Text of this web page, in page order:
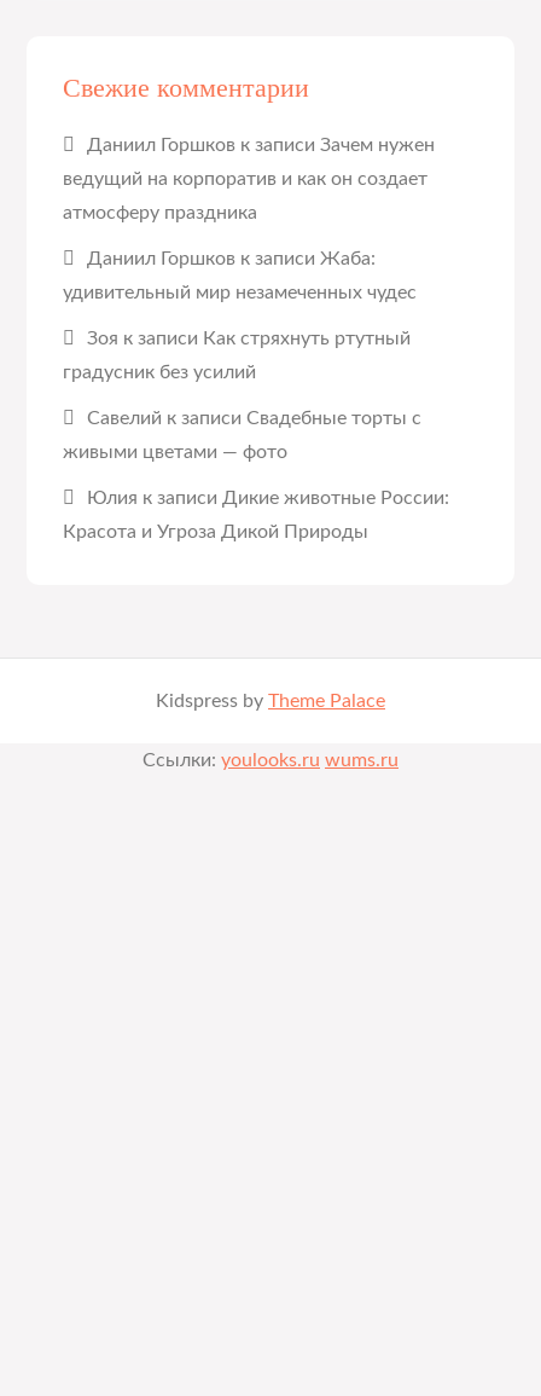
Свежие комментарии
Даниил Горшков к записиЗачем нужен
ведущий на корпоратив и как он создает
атмосферу праздника
Даниил Горшков к записиЖаба:
удивительный мир незамеченных чудес
Зоя к записи Как стряхнуть ртутный
градусник без усилий
Савелий к записиСвадебные торты с
живыми цветами — фото
Юлия к записи Дикие животные России:
Красота и Угроза Дикой Природы
Kidspress by Theme Palace
Ссылки: youlooks.ru wums.ru